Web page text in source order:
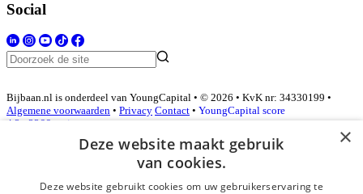
Social
Bijbaan.nl is onderdeel van YoungCapital • © 2026 • KvK nr: 34330199 •
Algemene voorwaarden • Privacy Contact • YoungCapital score
4.3 - 3366 reviews
Inloggen als bedrijf
×
Deze website maakt gebruik
van cookies.
Deze website gebruikt cookies om uw gebruikerservaring te